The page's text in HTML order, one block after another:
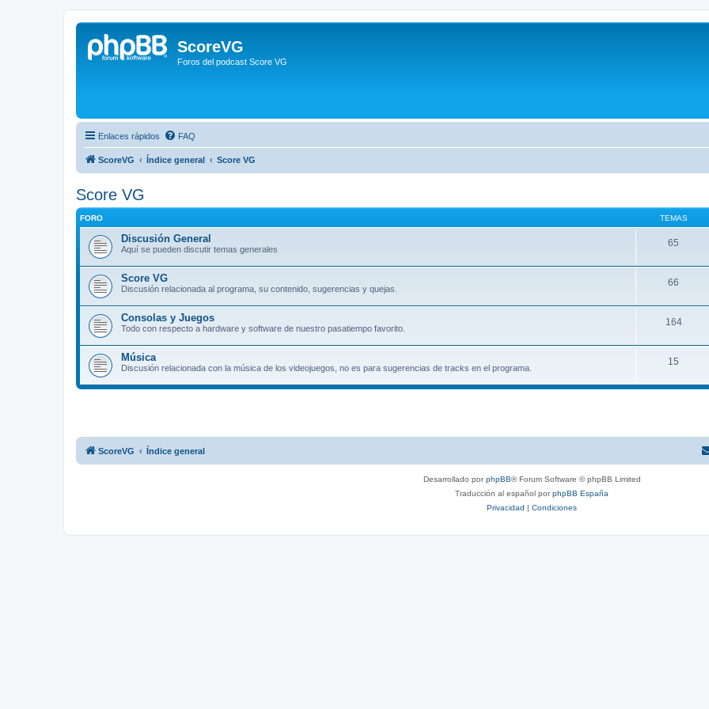
ScoreVG
Foros del podcast Score VG
Enlaces rápidos FAQ
ScoreVG Índice general Score VG
Score VG
FORO TEMAS
Discusión General
Aquí se pueden discutir temas generales
65
Score VG
Discusión relacionada al programa, su contenido, sugerencias y quejas.
66
Consolas y Juegos
Todo con respecto a hardware y software de nuestro pasatiempo favorito.
164
Música
Discusión relacionada con la música de los videojuegos, no es para sugerencias de tracks en el programa.
15
ScoreVG Índice general
Desarrollado porphpBB® Forum Software © phpBB Limited
Traducción al español porphpBB España
Privacidad | Condiciones